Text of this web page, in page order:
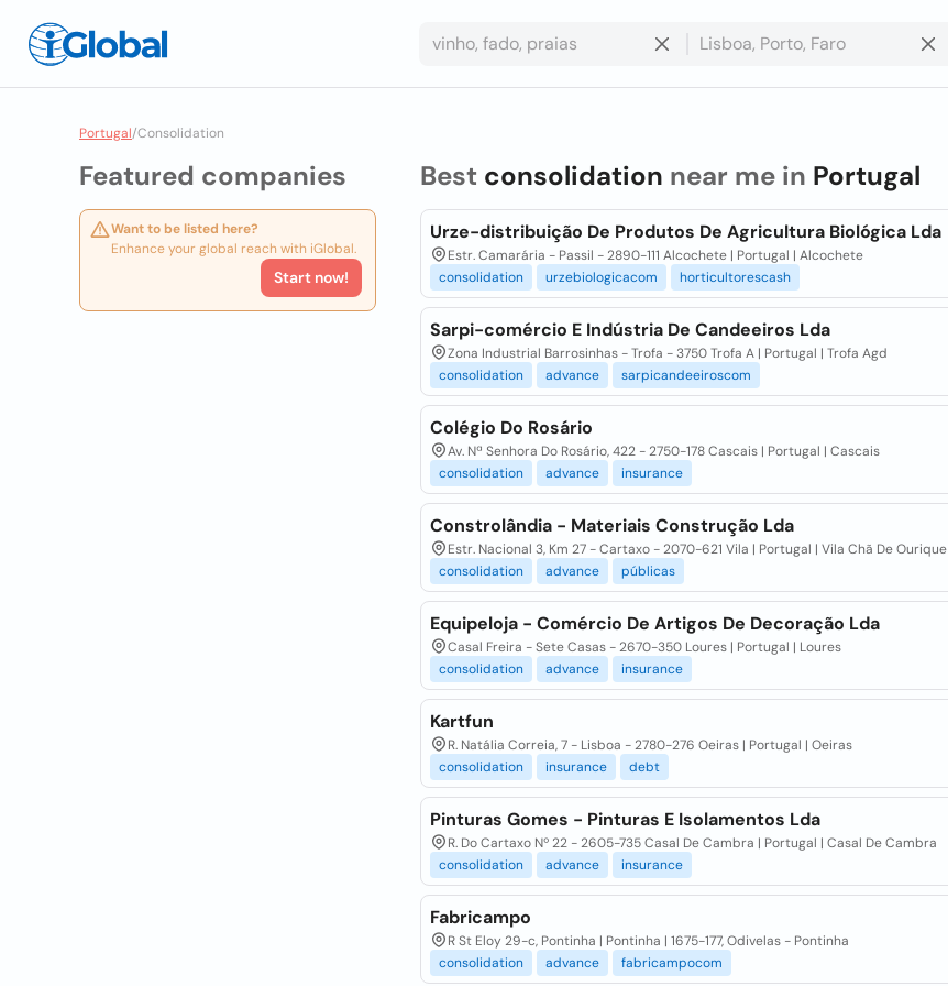
Portugal/Consolidation
Featured companies
Want to be listed here?
Enhance your global reach with iGlobal.
Start now!
Best consolidation near me in Portugal
Urze-distribuição De Produtos De Agricultura Biológica Lda
Estr. Camarária - Passil - 2890-111 Alcochete | Portugal | Alcochete
consolidation
urzebiologicacom horticultorescash
Sarpi-comércio E Indústria De Candeeiros Lda
Zona Industrial Barrosinhas - Trofa - 3750 Trofa A | Portugal | Trofa Agd
consolidation
advance sarpicandeeiroscom
Colégio Do Rosário
Av. Nª Senhora Do Rosário, 422 - 2750-178 Cascais | Portugal | Cascais
consolidation
advance insurance
Constrolândia - Materiais Construção Lda
Estr. Nacional 3, Km 27 - Cartaxo - 2070-621 Vila | Portugal | Vila Chã De Ourique
consolidation
advance públicas
Equipeloja - Comércio De Artigos De Decoração Lda
Casal Freira - Sete Casas - 2670-350 Loures | Portugal | Loures
consolidation
advance insurance
Kartfun
R. Natália Correia, 7 - Lisboa - 2780-276 Oeiras | Portugal | Oeiras
consolidation
insurance debt
Pinturas Gomes - Pinturas E Isolamentos Lda
R. Do Cartaxo Nº 22 - 2605-735 Casal De Cambra | Portugal | Casal De Cambra
consolidation
advance insurance
Fabricampo
R St Eloy 29-c, Pontinha | Pontinha | 1675-177, Odivelas - Pontinha
consolidation
advance fabricampocom